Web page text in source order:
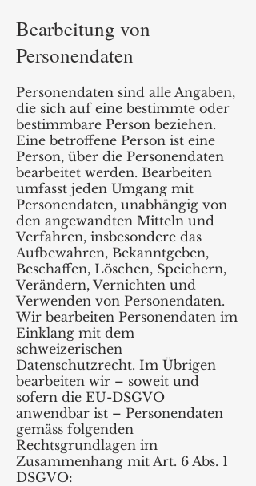
Bearbeitung von
Personendaten
Personendaten sind alle Angaben,
die sich auf eine bestimmte oder
bestimmbare Person beziehen.
Eine betroffene Person ist eine
Person, über die Personendaten
bearbeitet werden. Bearbeiten
umfasst jeden Umgang mit
Personendaten, unabhängig von
den angewandten Mitteln und
Verfahren, insbesondere das
Aufbewahren, Bekanntgeben,
Beschaffen, Löschen, Speichern,
Verändern, Vernichten und
Verwenden von Personendaten.
Wir bearbeiten Personendaten im
Einklang mit dem
schweizerischen
Datenschutzrecht. Im Übrigen
bearbeiten wir – soweit und
sofern die EU-DSGVO
anwendbar ist – Personendaten
gemäss folgenden
Rechtsgrundlagen im
Zusammenhang mit Art. 6 Abs. 1
DSGVO: